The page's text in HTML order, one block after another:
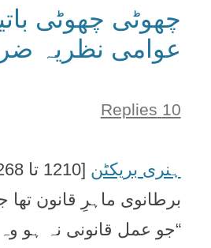
چھوٹی چھوٹی
عوامی نظریہ
10 Replies
ہنری بريکٹن
برطانوی ماہرِ قانون تھا
“جو عمل قانونی نہ ہو